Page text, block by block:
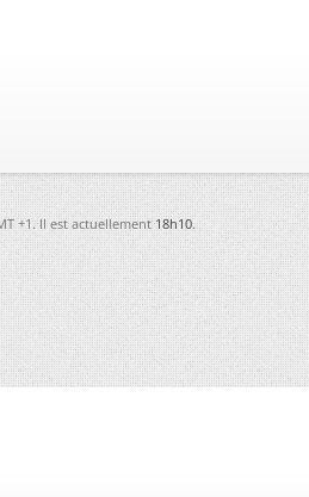
+1. Il est actuellement18h10.